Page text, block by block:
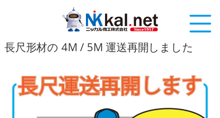
長尺形材の 4M / 5M 運送再開しました